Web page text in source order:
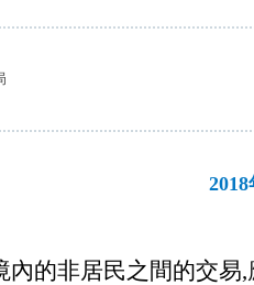
內的非居民之間的交易,